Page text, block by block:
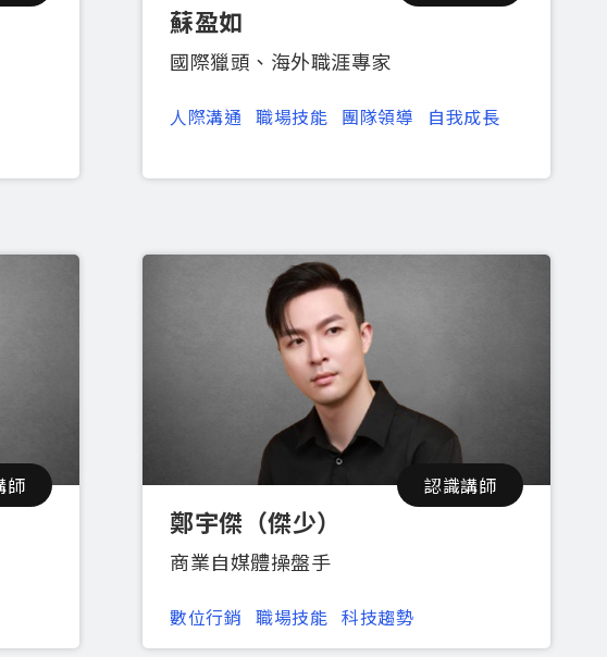
蘇盈如
國際獵頭、海外職涯專家
人際溝通 職場技能 團隊領導 自我成長
師 認識講師
鄭宇傑（傑少）
商業自媒體操盤手
數位行銷 職場技能 科技趨勢